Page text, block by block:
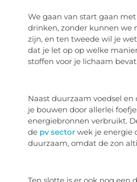
We gaan van start gaan
drinken, zonder kunnen we
zijn, en ten tweede wil je
dat je let op op welke
stoffen voor je lichaam
Naast duurzaam voedsel
je bouwen door allerlei
energiebronnen verbruikt.
de pv sectorwek je energie
duurzaam, omdat de zon